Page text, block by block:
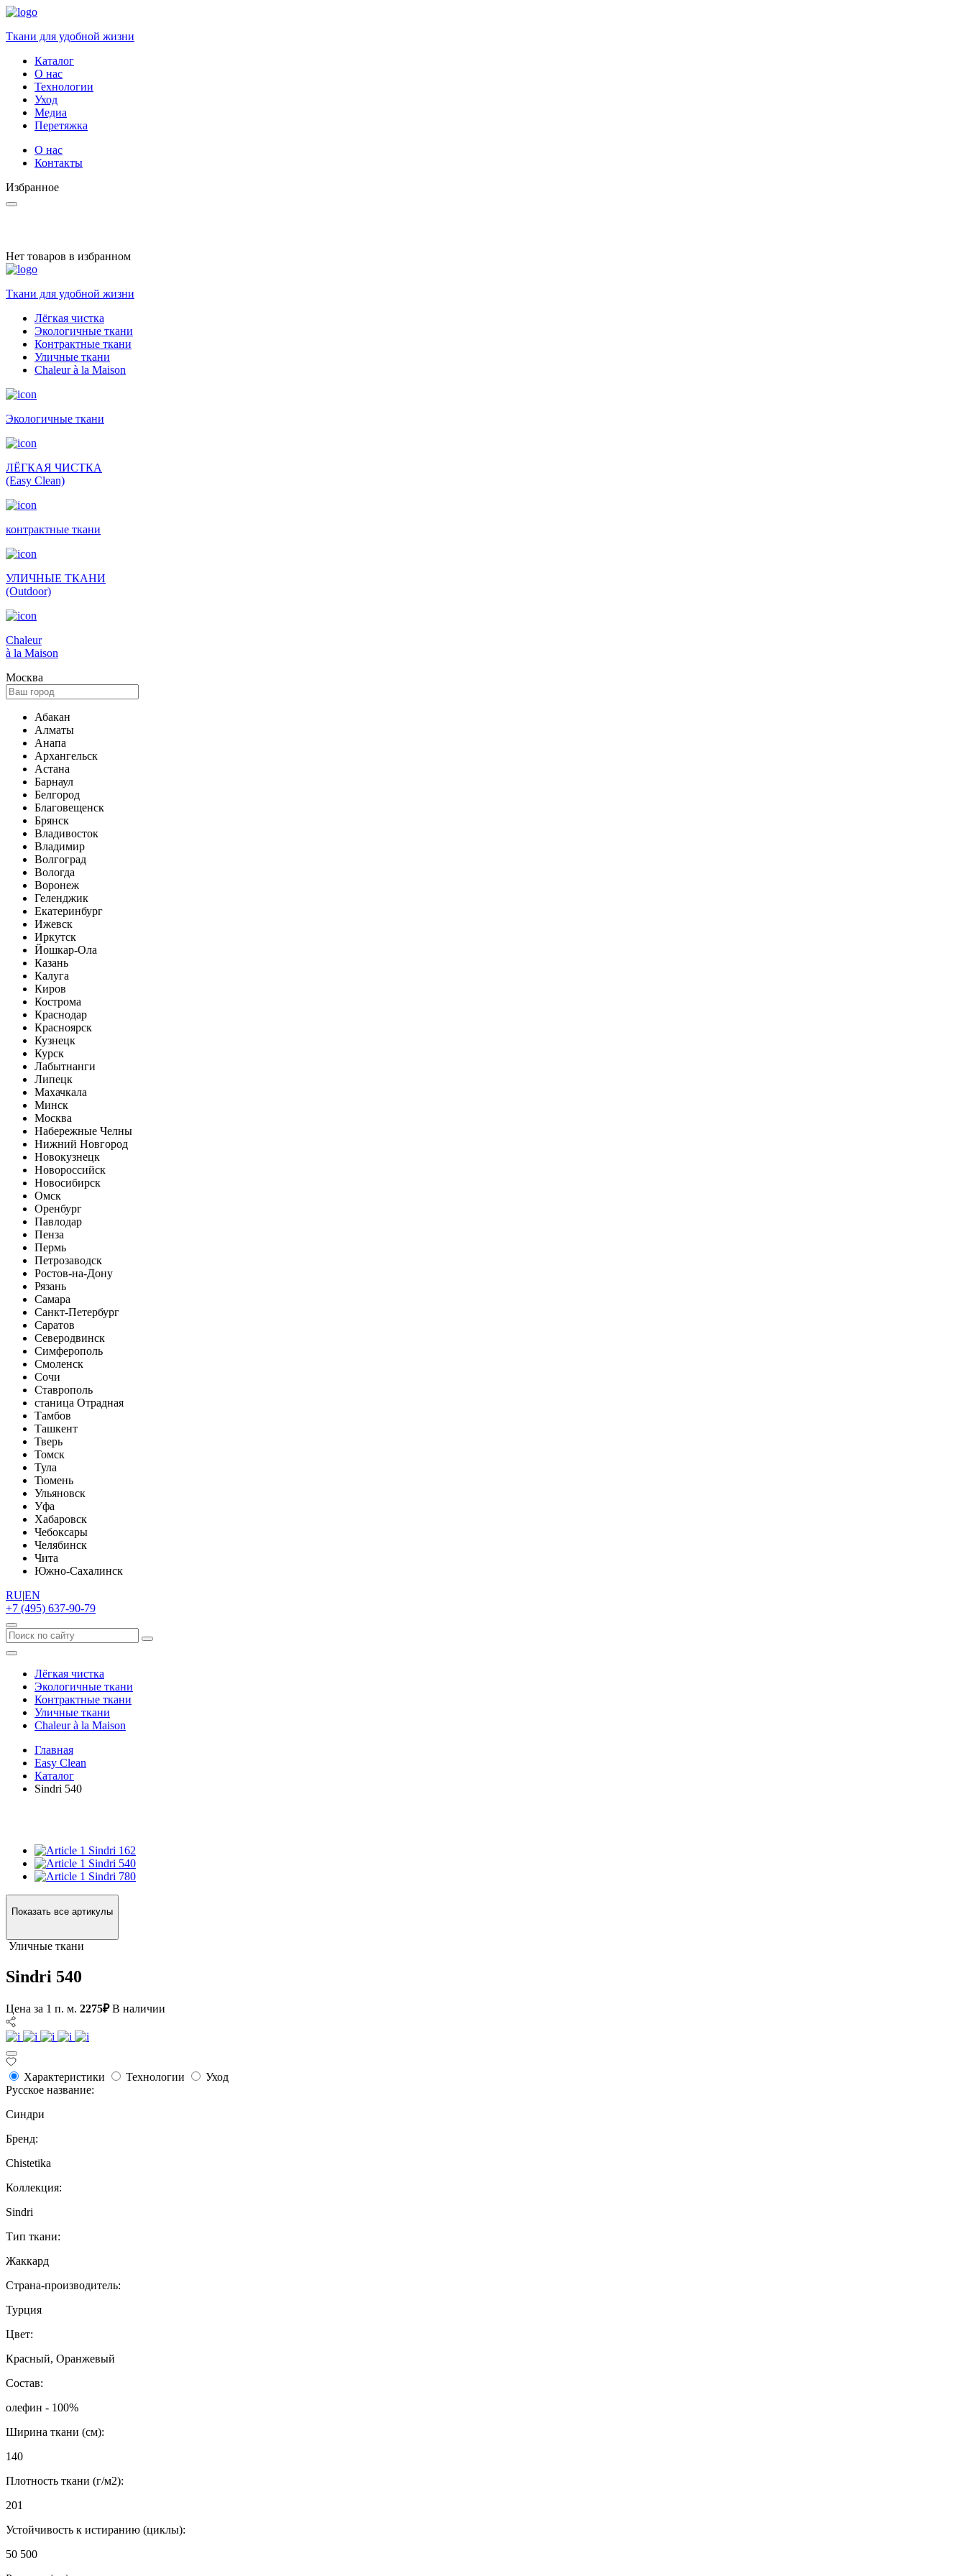
Ткани для удобной жизни
Каталог
О нас
Технологии
Уход
Медиа
Перетяжка
О нас
Контакты
Избранное
Нет товаров в избранном
Ткани для удобной жизни
Лёгкая чистка
Экологичные ткани
Контрактные ткани
Уличные ткани
Сhaleur à la Maison
Экологичные ткани
ЛЁГКАЯ ЧИСТКА
(Easy Clean)
контрактные ткани
УЛИЧНЫЕ ТКАНИ
(Outdoor)
Сhaleur
à la Maison
Москва
Абакан
Алматы
Анапа
Архангельск
Астана
Барнаул
Белгород
Благовещенск
Брянск
Владивосток
Владимир
Волгоград
Вологда
Воронеж
Геленджик
Екатеринбург
Ижевск
Иркутск
Йошкар-Ола
Казань
Калуга
Киров
Кострома
Краснодар
Красноярск
Кузнецк
Курск
Лабытнанги
Липецк
Махачкала
Минск
Москва
Набережные Челны
Нижний Новгород
Новокузнецк
Новороссийск
Новосибирск
Омск
Оренбург
Павлодар
Пенза
Пермь
Петрозаводск
Ростов-на-Дону
Рязань
Самара
Санкт-Петербург
Саратов
Северодвинск
Симферополь
Смоленск
Сочи
Ставрополь
станица Отрадная
Тамбов
Ташкент
Тверь
Томск
Тула
Тюмень
Ульяновск
Уфа
Хабаровск
Чебоксары
Челябинск
Чита
Южно-Сахалинск
RU|EN
+7 (495) 637-90-79
Лёгкая чистка
Экологичные ткани
Контрактные ткани
Уличные ткани
Сhaleur à la Maison
Главная
Easy Clean
Каталог
Sindri 540
Sindri 162
Sindri 540
Sindri 780
Показать все артикулы
Уличные ткани
Sindri 540
Цена за 1 п. м. 2275₽ В наличии
Характеристики Технологии
Уход
Русское название:
Синдри
Бренд:
Chistetika
Коллекция:
Sindri
Тип ткани:
Жаккард
Страна-производитель:
Турция
Цвет:
Красный, Оранжевый
Состав:
олефин - 100%
Ширина ткани (см):
140
Плотность ткани (г/м2):
201
Устойчивость к истиранию (циклы):
50 500